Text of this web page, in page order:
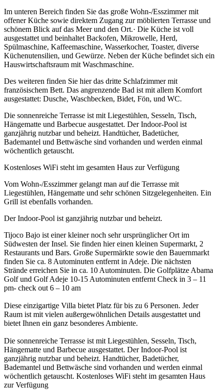
Im unteren Bereich finden Sie das große Wohn-/Esszimmer mit
offener Küche sowie direktem Zugang zur möblierten Terrasse und
schönem Blick auf das Meer und den Ort.· Die Küche ist voll
ausgestattet und beinhaltet Backofen, Mikrowelle, Herd,
Spülmaschine, Kaffeemaschine, Wasserkocher, Toaster, diverse
Küchenutensilien, und Gewürze. Neben der Küche befindet sich ein
Hauswirtschaftsraum mit Waschmaschine.
Des weiteren finden Sie hier das dritte Schlafzimmer mit
französischem Bett. Das angrenzende Bad ist mit allem Komfort
ausgestattet: Dusche, Waschbecken, Bidet, Fön, und WC.
Die sonnenreiche Terrasse ist mit Liegestühlen, Sesseln, Tisch,
Hängematte und Barbecue ausgestattet. Der Indoor-Pool ist
ganzjährig nutzbar und beheizt. Handtücher, Badetücher,
Bademantel und Bettwäsche sind vorhanden und werden einmal
wöchentlich getauscht.
Kostenloses WiFi steht im gesamten Haus zur Verfügung
Vom Wohn-/Esszimmer gelangt man auf die Terrasse mit
Liegestühlen, Hängematte und sehr schönen Sitzgelegenheiten. Ein
Grill ist ebenfalls vorhanden.
Der Indoor-Pool ist ganzjährig nutzbar und beheizt.
Tijoco Bajo ist einer kleiner noch sehr ursprünglicher Ort im
Südwesten der Insel. Sie finden hier einen kleinen Supermarkt, 2
Restaurants und Bars. Große Supermärkte sowie den Bauernmarkt
finden Sie ca. 8 Autominuten entfernt in Adeje. Die nächsten
Strände erreichen Sie in ca. 10 Autominuten. Die Golfplätze Abama
Golf und Golf Adeje 10-15 Autominuten entfernt Check in 3 – 11
pm- check out 6 – 10 am
Diese einzigartige Villa bietet Platz für bis zu 6 Personen. Jeder
Raum ist mit vielen außergewöhnlichen Details ausgestattet und
bietet Ihnen ein ganz besonderes Ambiente.
Die sonnenreiche Terrasse ist mit Liegestühlen, Sesseln, Tisch,
Hängematte und Barbecue ausgestattet. Der Indoor-Pool ist
ganzjährig nutzbar und beheizt. Handtücher, Badetücher,
Bademantel und Bettwäsche sind vorhanden und werden einmal
wöchentlich getauscht. Kostenloses WiFi steht im gesamten Haus
zur Verfügung